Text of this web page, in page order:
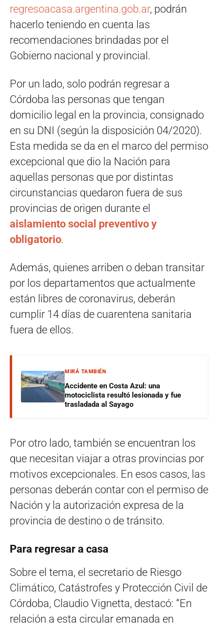
regresoacasa.argentina.gob.ar, podrán
hacerlo teniendo en cuenta las
recomendaciones brindadas por el
Gobierno nacional y provincial.
Por un lado, solo podrán regresar a
Córdoba las personas que tengan
domicilio legal en la provincia, consignado
en su DNI (según la disposición 04/2020).
Esta medida se da en el marco del permiso
excepcional que dio la Nación para
aquellas personas que por distintas
circunstancias quedaron fuera de sus
provincias de origen durante el
aislamiento social preventivo y
obligatorio.
Además, quienes arriben o deban transitar
por los departamentos que actualmente
están libres de coronavirus, deberán
cumplir 14 días de cuarentena sanitaria
fuera de ellos.
MIRÁ TAMBIÉN
Accidente en Costa Azul: una
motociclista resultó lesionada y fue
trasladada al Sayago
Por otro lado, también se encuentran los
que necesitan viajar a otras provincias por
motivos excepcionales. En esos casos, las
personas deberán contar con el permiso de
Nación y la autorización expresa de la
provincia de destino o de tránsito.
Para regresar a casa
Sobre el tema, el secretario de Riesgo
Climático, Catástrofes y Protección Civil de
Córdoba, Claudio Vignetta, destacó: “En
relación a esta circular emanada en